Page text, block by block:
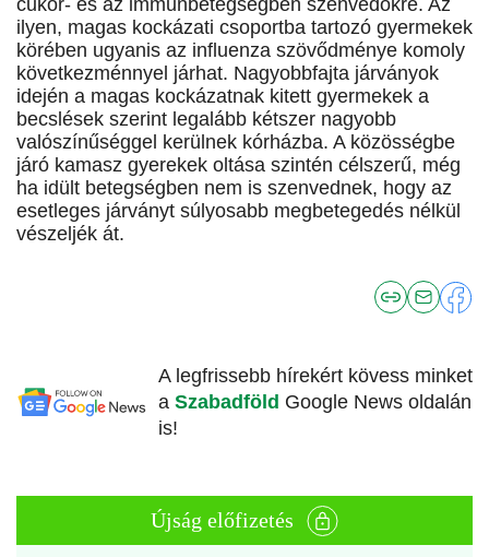
cukor- és az immunbetegségben szenvedőkre. Az
ilyen, magas kockázati csoportba tartozó gyermekek
körében ugyanis az influenza szövődménye komoly
következménnyel járhat. Nagyobbfajta járványok
idején a magas kockázatnak kitett gyermekek a
becslések szerint legalább kétszer nagyobb
valószínűséggel kerülnek kórházba. A közösségbe
járó kamasz gyerekek oltása szintén célszerű, még
ha idült betegségben nem is szenvednek, hogy az
esetleges járványt súlyosabb megbetegedés nélkül
vészeljék át.
A legfrissebb hírekért kövess minket
a Szabadföld Google News oldalán
is!
Újság előfizetés